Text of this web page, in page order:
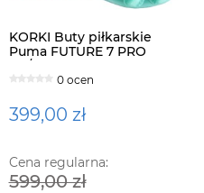
KORKI Buty piłkarskie
Puma FUTURE 7 PRO
FG/AG LANKI 107924-01
0 ocen
399,00 zł
Cena regularna:
599,00 zł